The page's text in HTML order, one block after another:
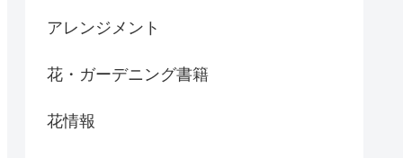
アレンジメント
花・ガーデニング書籍
花情報